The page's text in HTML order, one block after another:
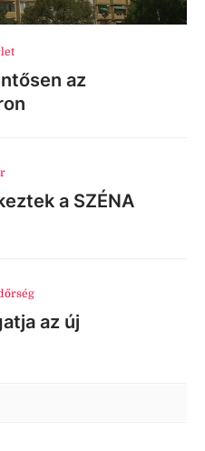
az
a SZÉNA
az új